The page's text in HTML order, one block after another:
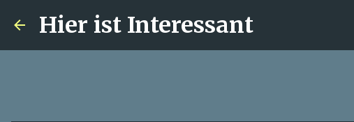
Hier ist Interessant